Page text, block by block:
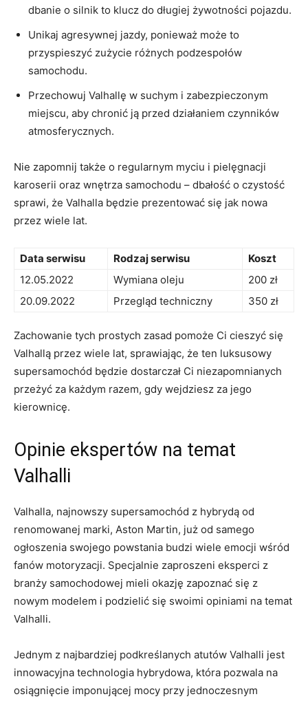
dbanie o ‌silnik to klucz do długiej⁣ żywotności pojazdu.
Unikaj agresywnej jazdy, ponieważ może to
przyspieszyć ⁢zużycie różnych podzespołów
samochodu.
Przechowuj Valhallę​ w suchym i zabezpieczonym
miejscu, aby chronić⁤ ją przed działaniem czynników
atmosferycznych.
Nie zapomnij także o regularnym myciu i pielęgnacji
karoserii oraz wnętrza samochodu – ‍dbałość o czystość
sprawi, że Valhalla będzie prezentować się jak nowa
przez⁢ wiele lat.
Data serwisu Rodzaj⁣ serwisu
Koszt
12.05.2022
Wymiana oleju
200 zł
20.09.2022
Przegląd techniczny 350 zł
Zachowanie tych prostych zasad pomoże Ci cieszyć się
Valhallą przez wiele lat, sprawiając, że ‌ten luksusowy
supersamochód będzie dostarczał Ci niezapomnianych
⁣przeżyć za⁣ każdym razem, gdy wejdziesz za jego
kierownicę.
Opinie ⁣ekspertów na temat
Valhalli
Valhalla, najnowszy supersamochód z hybrydą ‍od
renomowanej marki, Aston‌ Martin, już od samego
ogłoszenia swojego powstania budzi wiele emocji wśród
fanów motoryzacji. ‌Specjalnie​ zaproszeni eksperci ​z
branży samochodowej mieli ⁤okazję zapoznać⁢ się z
nowym modelem i‌ podzielić ⁤się ⁤swoimi opiniami na temat
​Valhalli.
Jednym z najbardziej podkreślanych⁢ atutów Valhalli jest‍
innowacyjna technologia hybrydowa, która ​pozwala na
⁤osiągnięcie imponującej⁤ mocy⁤ przy jednoczesnym